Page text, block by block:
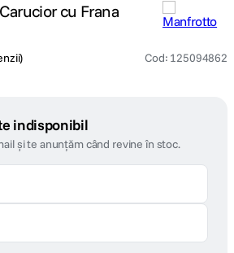
cu Frana
) Cod: 125094862
indisponibil
și te anunțăm când revine în stoc.